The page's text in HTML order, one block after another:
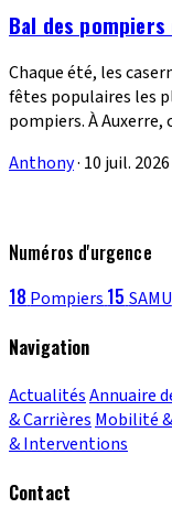
Bal des
Chaque été, les
fêtes populaires les
pompiers. À Auxerre,
Anthony· 10 juil. 2026
Numéros d'urgence
18 Pompiers 15 SAMU
Navigation
ActualitésAnnuaire
& Carrières Mobilité
& Interventions
Contact